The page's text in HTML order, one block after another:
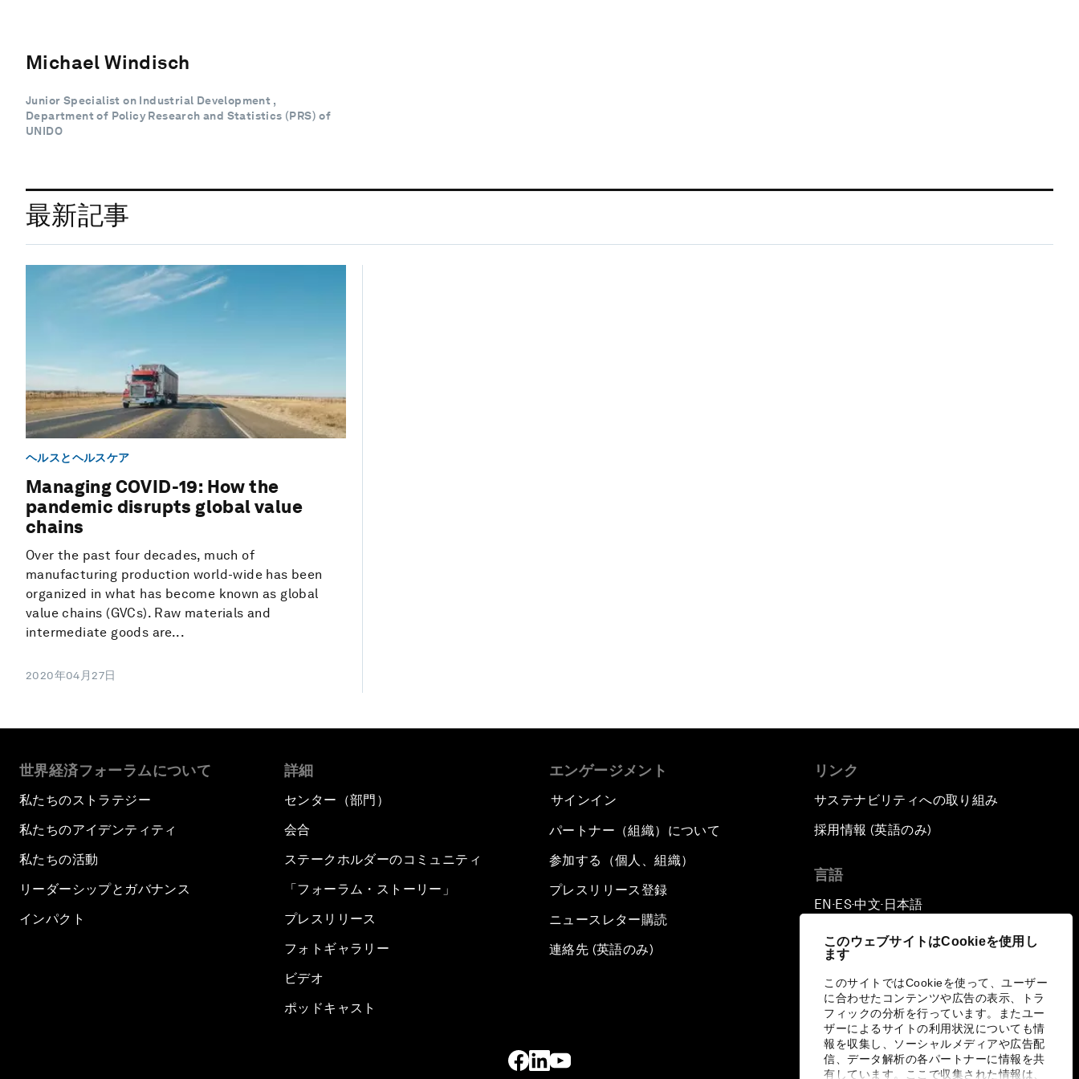
このウェブサイトはCookieを使用し
ます
このサイトではCookieを使って、ユーザー
に合わせたコンテンツや広告の表示、トラ
フィックの分析を行っています。またユー
ザーによるサイトの利用状況についても情
報を収集し、ソーシャルメディアや広告配
信、データ解析の各パートナーに情報を共
有しています。ここで収集された情報は、
Michael Windisch
Junior Specialist on Industrial Development ,
Department of Policy Research and Statistics (PRS) of
UNIDO
最新記事
ヘルスとヘルスケア
Managing COVID-19: How the
pandemic disrupts global value
chains
Over the past four decades, much of
manufacturing production world-wide has been
organized in what has become known as global
value chains (GVCs). Raw materials and
intermediate goods are...
2020年04月27日
世界経済フォーラムについて
私たちのストラテジー
私たちのアイデンティティ
私たちの活動
リーダーシップとガバナンス
インパクト
詳細
センター（部門）
会合
ステークホルダーのコミュニティ
「フォーラム・ストーリー」
プレスリリース
フォトギャラリー
ビデオ
ポッドキャスト
エンゲージメント
サインイン
パートナー（組織）について
参加する（個人、組織）
プレスリリース登録
ニュースレター購読
連絡先 (英語のみ)
リンク
サステナビリティへの取り組み
採用情報 (英語のみ)
言語
EN ▪ ES▪中文▪ 日本語